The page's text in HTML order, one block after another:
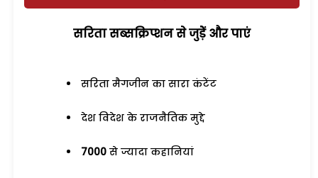
सरिता सब्सक्रिप्शन से जुड़ेें और पाएं
सरिता मैगजीन का सारा कंटेंट
देश विदेश के राजनैतिक मुद्दे
7000 से ज्यादा कहानियां